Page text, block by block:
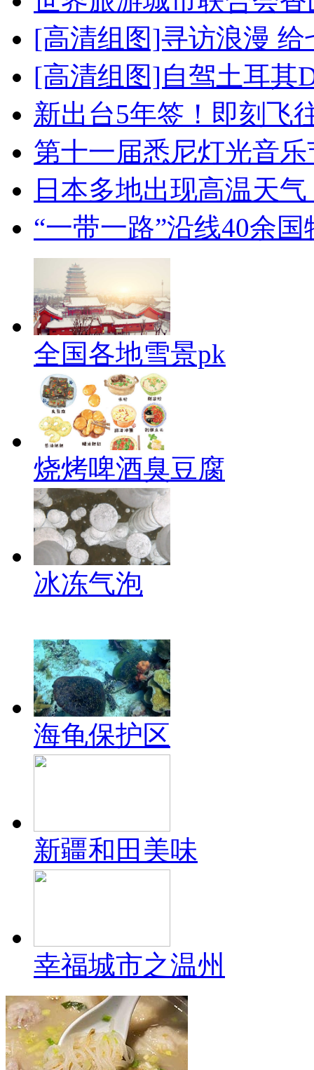
[高清组图]寻访浪漫
[高清组图]自驾土耳其
新出台5年签！即刻飞
第十一届悉尼灯光音
日本多地出现高温天
“一带一路”沿线40余
全国各地雪景pk
烧烤啤酒臭豆腐
冰冻气泡
海龟保护区
新疆和田美味
幸福城市之温州